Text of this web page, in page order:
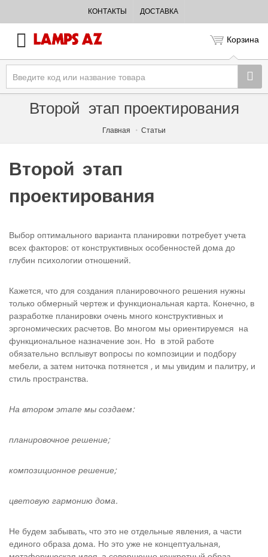
КОНТАКТЫ ДОСТАВКА
Корзина
Второй этап проектирования
Главная Статьи
Второй этап
проектирования
Выбор оптимального варианта планировки потребует учета
всех факторов: от конструктивных особенностей дома до
глубин психологии отношений.
Кажется, что для создания планировочного решения нужны
только обмерный чертеж и функциональная карта. Конечно, в
раз­работке планировки очень много конструктивных и
эргономиче­ских расчетов. Во многом мы ориентируемся на
функциональное назначение зон. Но в этой работе
обязательно всплывут вопросы по композиции и подбору
мебели, а затем ниточка потянется , и мы увидим и палитру, и
стиль пространства.
На втором этапе мы создаем:
планировочное решение;
композиционное решение;
цветовую гармонию дома.
Не будем забывать, что это не отдельные явления, а части
еди­ного образа дома. Но это уже не концептуальная,